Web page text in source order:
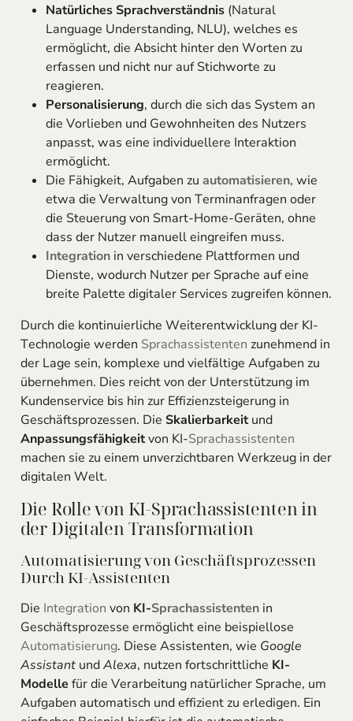
Natürliches Sprachverständnis(Natural
Language Understanding, NLU), welches es
ermöglicht, die Absicht hinter den Worten zu
erfassen und nicht nur auf Stichworte zu
reagieren.
Personalisierung, durch die sich das System an
die Vorlieben und Gewohnheiten des Nutzers
anpasst, was eine individuellere Interaktion
ermöglicht.
Die Fähigkeit, Aufgaben zu automatisieren, wie
etwa die Verwaltung von Terminanfragen oder
die Steuerung von Smart-Home-Geräten, ohne
dass der Nutzer manuell eingreifen muss.
Integrationin verschiedene Plattformen und
Dienste, wodurch Nutzer per Sprache auf eine
breite Palette digitaler Services zugreifen können.
Durch die kontinuierliche Weiterentwicklung der KI-
Technologie werden Sprachassistenten zunehmend in
der Lage sein, komplexe und vielfältige Aufgaben zu
übernehmen. Dies reicht von der Unterstützung im
Kundenservice bis hin zur Effizienzsteigerung in
Geschäftsprozessen. Die Skalierbarkeitund
Anpassungsfähigkeitvon KI-Sprachassistenten
machen sie zu einem unverzichtbaren Werkzeug in der
digitalen Welt.
Die Rolle von KI-Sprachassistenten in
der Digitalen Transformation
Automatisierung von Geschäftsprozessen
Durch KI-Assistenten
Die Integration von KI-Sprachassistentenin
Geschäftsprozesse ermöglicht eine beispiellose
Automatisierung. Diese Assistenten, wie Google
AssistantundAlexa, nutzen fortschrittliche KI-
Modellefür die Verarbeitung natürlicher Sprache, um
Aufgaben automatisch und effizient zu erledigen. Ein